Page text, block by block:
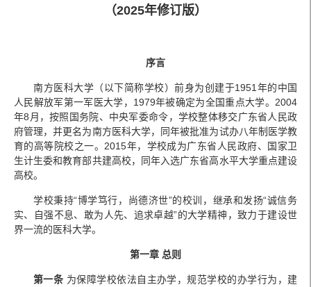
（2025年修订版）
序言
南方医科大学（以下简称学校）前身为创建于1951年的中国
人民解放军第一军医大学，1979年被确定为全国重点大学。2004
年8月，按照国务院、中央军委命令，学校整体移交广东省人民政
府管理，并更名为南方医科大学，同年被批准为试办八年制医学教
育的高等院校之一。2015年，学校成为广东省人民政府、国家卫
生计生委和教育部共建高校，同年入选广东省高水平大学重点建设
高校。
学校秉持“博学笃行，尚德济世”的校训，继承和发扬“诚信务
实、自强不息、敢为人先、追求卓越”的大学精神，致力于建设世
界一流的医科大学。
第一章 总则
第一条 为保障学校依法自主办学，规范学校的办学行为，建